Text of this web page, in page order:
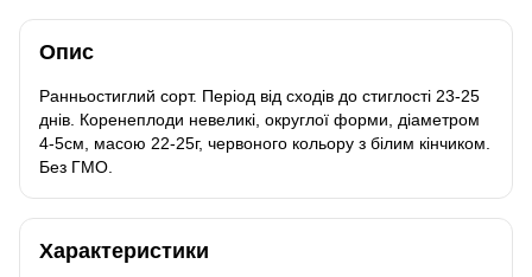
Опис
Ранньостиглий сорт. Період від сходів до стиглості 23-25
днів. Коренеплоди невеликі, округлої форми, діаметром
4-5см, масою 22-25г, червоного кольору з білим кінчиком.
Без ГМО.
Характеристики